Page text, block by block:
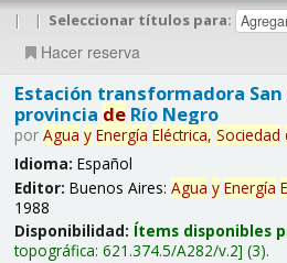
| | Seleccionar títulos para:
Hacer reserva
Estación transformadora
provincia deRío Negro
por Agua y Energía Eléctrica, Sociedad
Idioma: Español
Editor: Buenos Aires: Agua y Energía
1988
Disponibilidad: Ítems disponibles
topográfica: 621.374.5/A282/v.2 (3).